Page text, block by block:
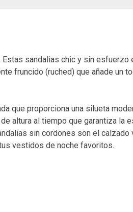
Estas sandalias chic y sin esfuerzo
fruncido (ruched) que añade un
que proporciona una silueta
altura al tiempo que garantiza la
sin cordones son el
vestidos de noche favoritos.